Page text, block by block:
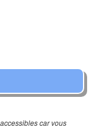
car vous